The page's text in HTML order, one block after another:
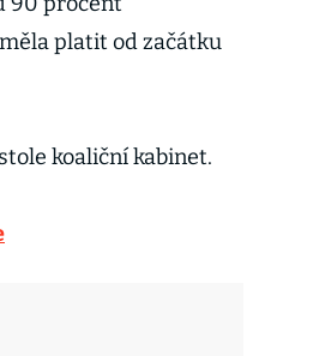
platit od začátku
koaliční kabinet.